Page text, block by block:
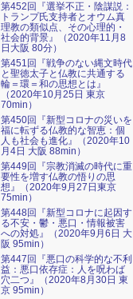
第452回『選挙不正・陰謀説：
トランプ氏支持者とオウム真
理教の類似点、その心理的・
社会的背景』（2020年11月8
日大阪 80分）
第451回『戦争のない縄文時代
と聖徳太子と仏教に共通する
輪＝環＝和の思想とは』
（2020年10月25日 東京
70min）
第450回『新型コロナの災いを
福に転ずる仏教的な智恵：個
人も社会も進化』（2020年10
月4日 大阪 88min）
第449回『宗教消滅の時代に重
要性を増す仏教の悟りの思
想』（2020年9月27日東京
75min）
第448回『新型コロナに起因す
る不安・鬱・悪口・情報被害
への対処』（2020年9月6日 大
阪 95min）
第447回『悪口の科学的な不利
益：悪口依存症：人を呪わば
穴二つ』（2020年8月30日 東
京 95min）